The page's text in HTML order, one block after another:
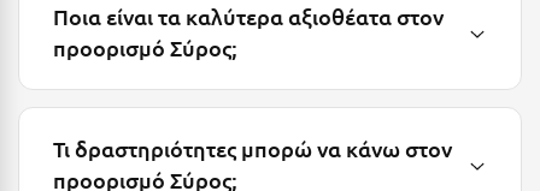
Λεπτοκαρυά
Λήμνος
Ποια είναι τα καλύτερα αξιοθέατα στον
προορισμό Σύρος;
Τι δραστηριότητες μπορώ να κάνω στον
προορισμό Σύρος;